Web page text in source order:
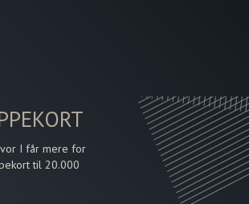
I får mere for
til 20.000